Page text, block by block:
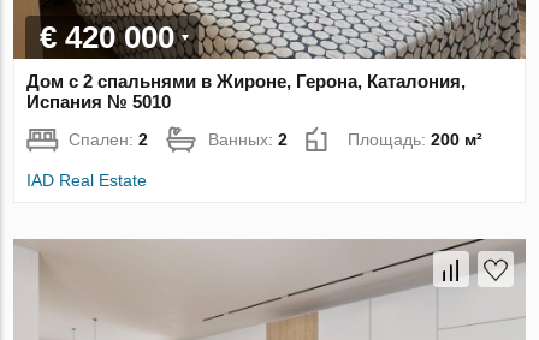
€ 420 000
Дом с 2 спальнями в Жироне, Герона, Каталония,
Испания № 5010
Спален:2 Ванных:2 Площадь:200 м²
IAD Real Estate